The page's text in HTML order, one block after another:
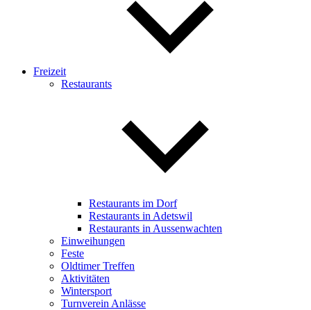
Freizeit
Restaurants
Restaurants im Dorf
Restaurants in Adetswil
Restaurants in Aussenwachten
Einweihungen
Feste
Oldtimer Treffen
Aktivitäten
Wintersport
Turnverein Anlässe